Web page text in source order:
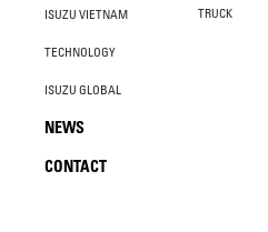
ISUZU VIETNAM
TECHNOLOGY
ISUZU GLOBAL
NEWS
CONTACT
TRUCK